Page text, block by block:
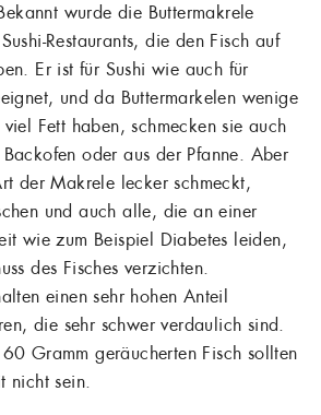
wurde die Buttermakrele
Restaurants, die den Fisch auf
Er ist für Sushi wie auch für
und da Buttermarkelen wenige
Fett haben, schmecken sie auch
oder aus der Pfanne. Aber
der Makrele lecker schmeckt,
und auch alle, die an einer
wie zum Beispiel Diabetes leiden,
des Fisches verzichten.
einen sehr hohen Anteil
die sehr schwer verdaulich sind.
Gramm geräucherten Fisch sollten
nicht sein.
WUNSCHLISTE